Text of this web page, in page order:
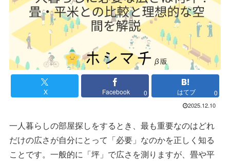
X Facebook 0 はてブ 0
2025.12.10
一人暮らしの部屋探しをするとき、最も重要なのはどれ
だけの広さが自分にとって「必要」なのかを正しく知る
ことです。一般的に「坪」で広さを測りますが、畳や平